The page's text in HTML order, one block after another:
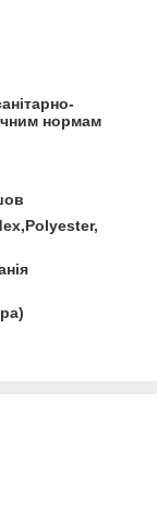
нормам